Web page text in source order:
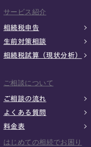
サービス紹介
相続税申告
生前対策相談
相続税試算（現状分析）
ご相談について
ご相談の流れ
よくある質問
料金表
はじめての相続でお困り